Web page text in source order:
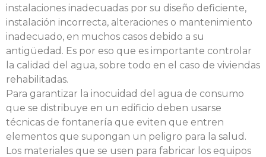
instalaciones inadecuadas por su diseño deficiente,
instalación incorrecta, alteraciones o mantenimiento
inadecuado, en muchos casos debido a su
antigüedad. Es por eso que es importante controlar
la calidad del agua, sobre todo en el caso de viviendas
rehabilitadas.
Para garantizar la inocuidad del agua de consumo
que se distribuye en un edificio deben usarse
técnicas de fontanería que eviten que entren
elementos que supongan un peligro para la salud.
Los materiales que se usen para fabricar los equipos